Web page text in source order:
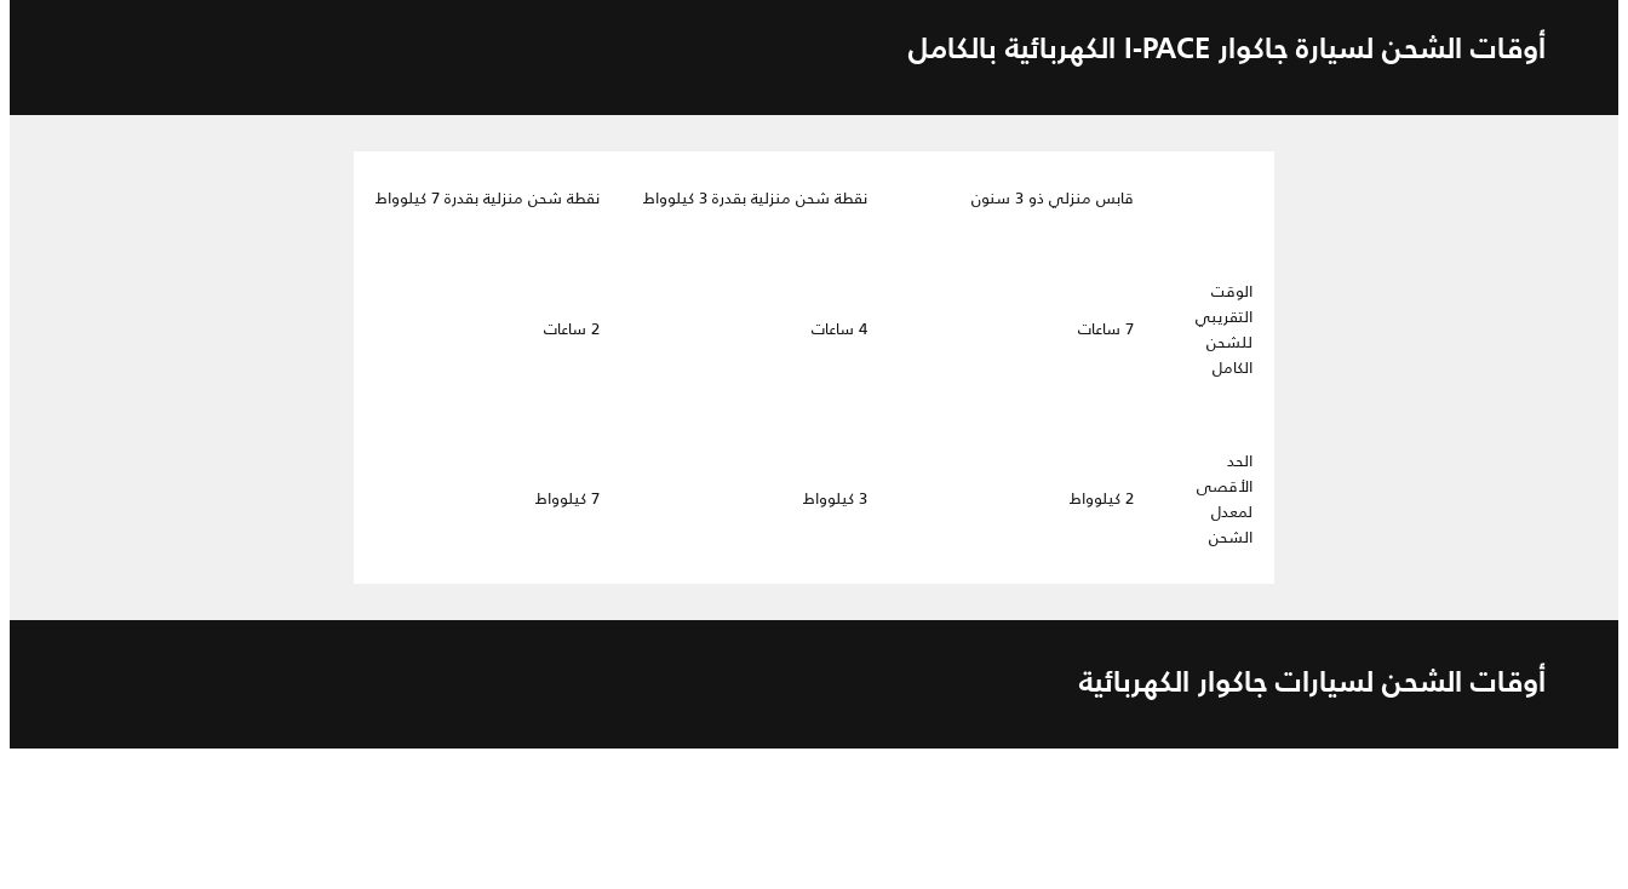
أوقات الشحن لسيارة جاكوار I-PACE الكهربائية بالكامل
قابس منزلي ذو 3 سنون نقطة شحن منزلية بقدرة 3 كيلوواط نقطة شحن منزلية بقدرة 7 كيلوواط
الوقت
التقريبي
للشحن
الكامل
7 ساعات 4 ساعات 2 ساعات
الحد
الأقصى
لمعدل
الشحن
2 كيلوواط 3 كيلوواط 7 كيلوواط
أوقات الشحن لسيارات جاكوار الكهربائية